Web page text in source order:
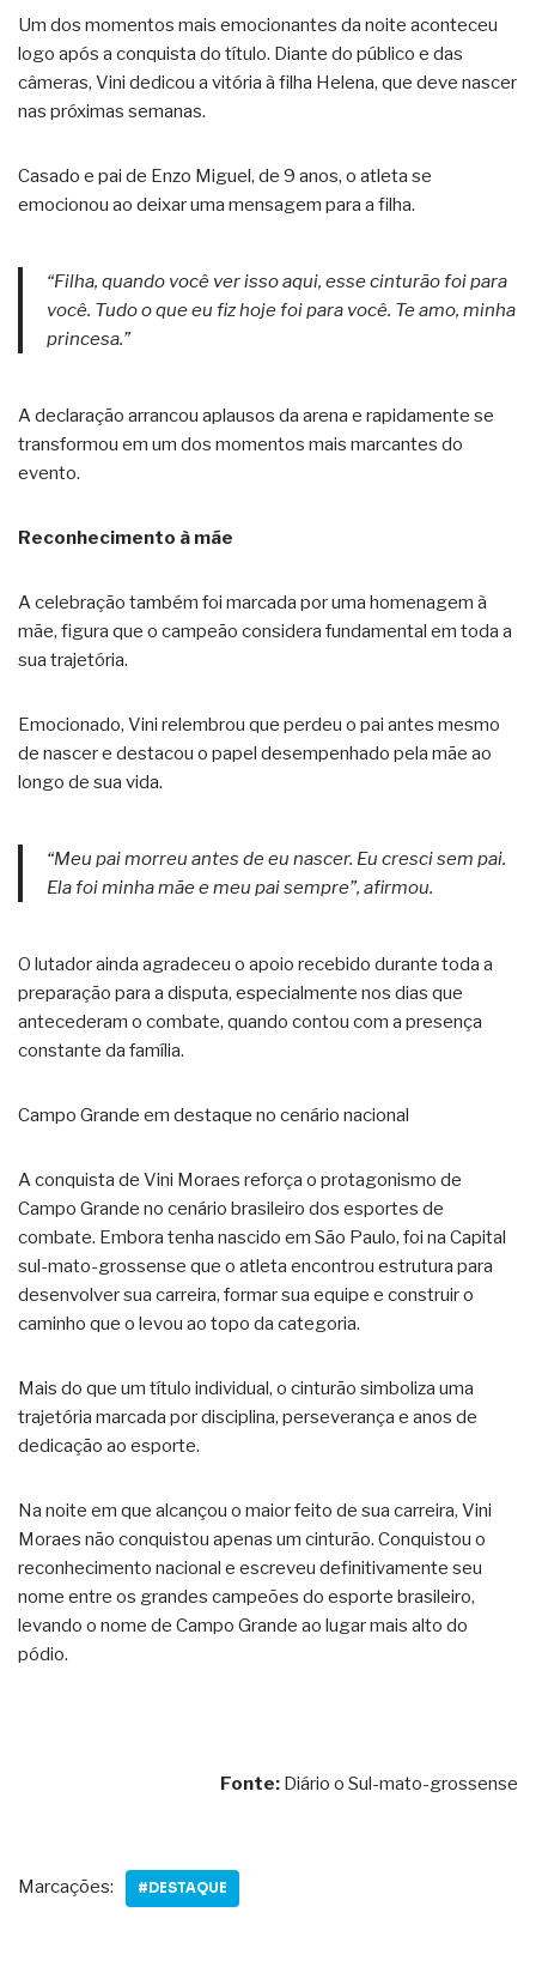
Um dos momentos mais emocionantes da noite aconteceu
logo após a conquista do título. Diante do público e das
câmeras, Vini dedicou a vitória à filha Helena, que deve nascer
nas próximas semanas.
Casado e pai de Enzo Miguel, de 9 anos, o atleta se
emocionou ao deixar uma mensagem para a filha.
“Filha, quando você ver isso aqui, esse cinturão foi para
você. Tudo o que eu fiz hoje foi para você. Te amo, minha
princesa.”
A declaração arrancou aplausos da arena e rapidamente se
transformou em um dos momentos mais marcantes do
evento.
Reconhecimento à mãe
A celebração também foi marcada por uma homenagem à
mãe, figura que o campeão considera fundamental em toda a
sua trajetória.
Emocionado, Vini relembrou que perdeu o pai antes mesmo
de nascer e destacou o papel desempenhado pela mãe ao
longo de sua vida.
“Meu pai morreu antes de eu nascer. Eu cresci sem pai.
Ela foi minha mãe e meu pai sempre”, afirmou.
O lutador ainda agradeceu o apoio recebido durante toda a
preparação para a disputa, especialmente nos dias que
antecederam o combate, quando contou com a presença
constante da família.
Campo Grande em destaque no cenário nacional
A conquista de Vini Moraes reforça o protagonismo de
Campo Grande no cenário brasileiro dos esportes de
combate. Embora tenha nascido em São Paulo, foi na Capital
sul-mato-grossense que o atleta encontrou estrutura para
desenvolver sua carreira, formar sua equipe e construir o
caminho que o levou ao topo da categoria.
Mais do que um título individual, o cinturão simboliza uma
trajetória marcada por disciplina, perseverança e anos de
dedicação ao esporte.
Na noite em que alcançou o maior feito de sua carreira, Vini
Moraes não conquistou apenas um cinturão. Conquistou o
reconhecimento nacional e escreveu definitivamente seu
nome entre os grandes campeões do esporte brasileiro,
levando o nome de Campo Grande ao lugar mais alto do
pódio.
Fonte: Diário o Sul-mato-grossense
Marcações: #DESTAQUE